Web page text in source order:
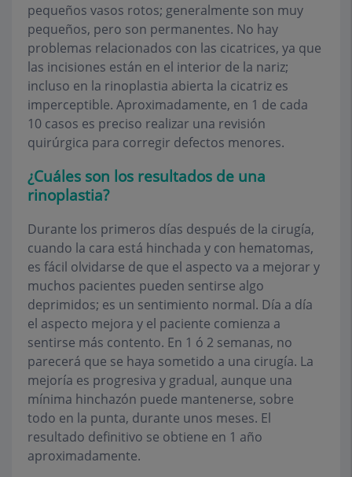
pequeños vasos rotos; generalmente son muy
pequeños, pero son permanentes. No hay
problemas relacionados con las cicatrices, ya que
las incisiones están en el interior de la nariz;
incluso en la rinoplastia abierta la cicatriz es
imperceptible. Aproximadamente, en 1 de cada
10 casos es preciso realizar una revisión
quirúrgica para corregir defectos menores.
¿Cuáles son los resultados de una
rinoplastia?
Durante los primeros días después de la cirugía,
cuando la cara está hinchada y con hematomas,
es fácil olvidarse de que el aspecto va a mejorar y
muchos pacientes pueden sentirse algo
deprimidos; es un sentimiento normal. Día a día
el aspecto mejora y el paciente comienza a
sentirse más contento. En 1 ó 2 semanas, no
parecerá que se haya sometido a una cirugía. La
mejoría es progresiva y gradual, aunque una
mínima hinchazón puede mantenerse, sobre
todo en la punta, durante unos meses. El
resultado definitivo se obtiene en 1 año
aproximadamente.